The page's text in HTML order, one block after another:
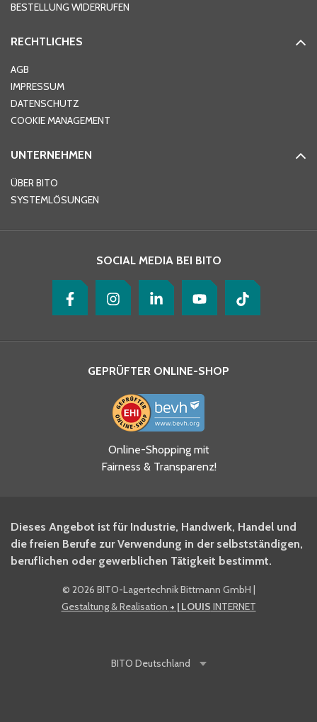
Ort*
Telefon
Ja, ich habe die
Datenschutzhinweise gelesen
und akzeptiere diese.
BITO Newsletter Fachwissen
Intralogistiker anmelden.
Ja, ich möchte mich für den
BITO Shop-Newsletter
BESTELLUNG WIDERRUFEN
RECHTLICHES
AGB
IMPRESSUM
DATENSCHUTZ
COOKIE MANAGEMENT
UNTERNEHMEN
ÜBER BITO
SYSTEMLÖSUNGEN
SOCIAL MEDIA BEI BITO
GEPRÜFTER ONLINE-SHOP
Online-Shopping mit
Fairness & Transparenz!
Dieses Angebot ist für Industrie, Handwerk, Handel und
die freien Berufe zur Verwendung in der selbstständigen,
beruflichen oder gewerblichen Tätigkeit bestimmt.
© 2026 BITO-Lagertechnik Bittmann GmbH |
Gestaltung & Realisation + | LOUIS INTERNET
BITO Deutschland